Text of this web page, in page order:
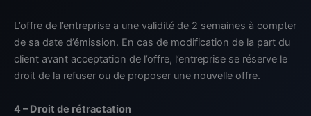
L’offre de l’entreprise a une validité de 2 semaines à compter
de sa date d’émission. En cas de modification de la part du
client avant acceptation de l’offre, l’entreprise se réserve le
droit de la refuser ou de proposer une nouvelle offre.
4 – Droit de rétractation